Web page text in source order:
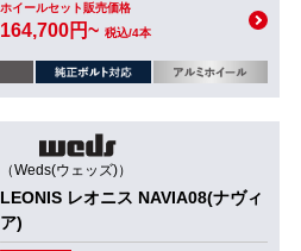
ホイールセット販売価格
164,700円~ 税込/4本
（Weds(ウェッズ)）
LEONIS レオニス NAVIA08(ナヴィ
ア)